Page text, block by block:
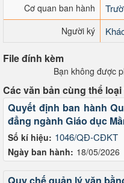
Cơ quan ban hành
Người ký
File đính kèm
Bạn không được
Các văn bản cùng thể loại
Số kí hiệu: 1046/QĐ-CĐKT
Ngày ban hành: 18/05/2026
Quyết định ban hành
đẳng ngành Giáo dục
Quy chế quản lý văn